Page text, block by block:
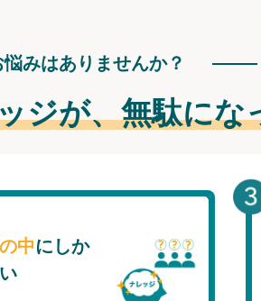
みはありませんか？
ジが、無駄にな
中にしか